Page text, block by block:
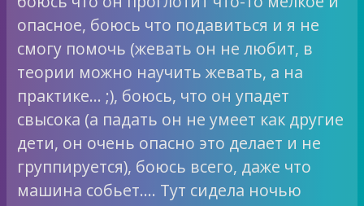
опасное, боюсь что подавиться и я не
смогу помочь (жевать он не любит, в
теории можно научить жевать, а на
практике… ;), боюсь, что он упадет
свысока (а падать он не умеет как другие
дети, он очень опасно это делает и не
группируется), боюсь всего, даже что
машина собьет…. Тут сидела ночью